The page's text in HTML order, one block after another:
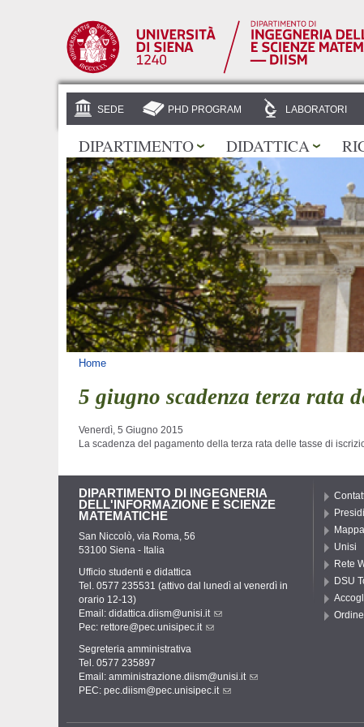
SEDE PHD PROGRAM LABORATORI
DIPARTIMENTO DIDATTICA
Tu sei qui
Home
5 giugno scadenza terza rata
Venerdì, 5 Giugno 2015
La scadenza del pagamento della terza rata delle tasse di
DIPARTIMENTO DI INGEGNERIA
DELL'INFORMAZIONE E SCIENZE
MATEMATICHE
San Niccolò, via Roma, 56
53100 Siena - Italia
Ufficio studenti e didattica
Tel. 0577 235531 (attivo dal lunedì al venerdì in
orario 12-13)
Email: didattica.diism@unisi.it
Pec: rettore@pec.unisipec.it
Segreteria amministrativa
Tel. 0577 235897
Email: amministrazione.diism@unisi.it
PEC: pec.diism@pec.unisipec.it
Unisi
Rete
DSU